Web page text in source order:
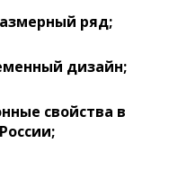
ряд;
дизайн;
свойства в